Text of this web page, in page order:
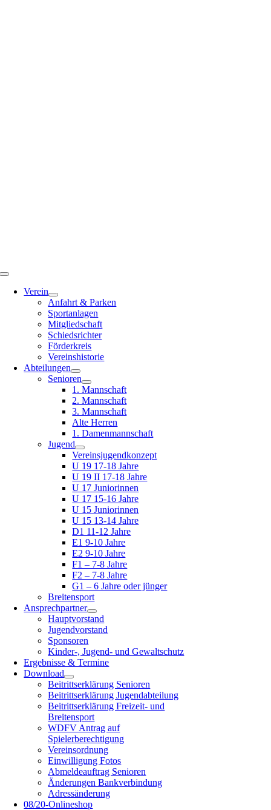
Toggle
NavigationVerein
Anfahrt & Parken
Sportanlagen
Mitgliedschaft
Schiedsrichter
Förderkreis
Vereinshistorie
Abteilungen
Senioren
1. Mannschaft
2. Mannschaft
3. Mannschaft
Alte Herren
1. Damenmannschaft
Jugend
Vereinsjugendkonzept
U 19 17-18 Jahre
U 19 II 17-18 Jahre
U 17 Juniorinnen
U 17 15-16 Jahre
U 15 Juniorinnen
U 15 13-14 Jahre
D1 11-12 Jahre
E1 9-10 Jahre
E2 9-10 Jahre
F1 – 7-8 Jahre
F2 – 7-8 Jahre
G1 – 6 Jahre oder jünger
Breitensport
Ansprechpartner
Hauptvorstand
Jugendvorstand
Sponsoren
Kinder-, Jugend- und Gewaltschutz
Ergebnisse & Termine
Download
Beitrittserklärung Senioren
Beitrittserklärung Jugendabteilung
Beitrittserklärung Freizeit- und
Breitensport
WDFV Antrag auf
Spielerberechtigung
Vereinsordnung
Einwilligung Fotos
Abmeldeauftrag Senioren
Änderungen Bankverbindung
Adressänderung
08/20-Onlineshop